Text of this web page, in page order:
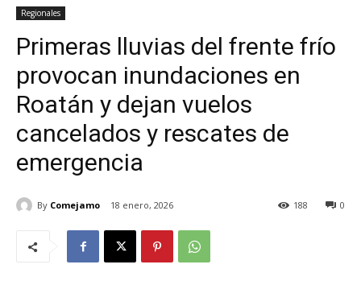
Regionales
Primeras lluvias del frente frío
provocan inundaciones en
Roatán y dejan vuelos
cancelados y rescates de
emergencia
By Comejamo 18 enero, 2026 0
188